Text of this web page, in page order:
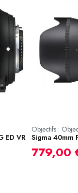
ED VR
Objectifs :
Sigma 40mm
779,00